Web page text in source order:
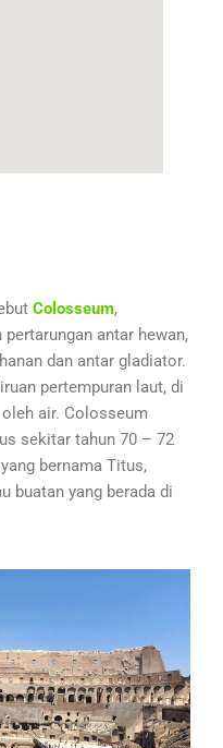
Colosseum,
antar hewan,
dan antar gladiator.
pertempuran laut, di
air. Colosseum
sekitar tahun 70 – 72
bernama Titus,
buatan yang berada di